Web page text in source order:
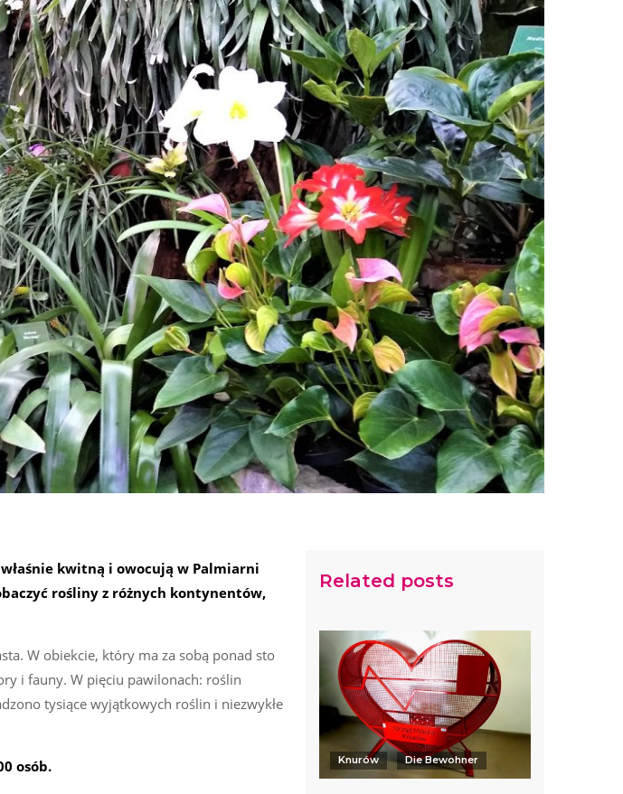
kwitną i owocują w Palmiarni
rośliny z różnych kontynentów,
W obiekcie, który ma za sobą ponad sto
i fauny. W pięciu pawilonach: roślin
tysiące wyjątkowych roślin i niezwykłe
osób.
Related posts
Knurów Die Bewohner